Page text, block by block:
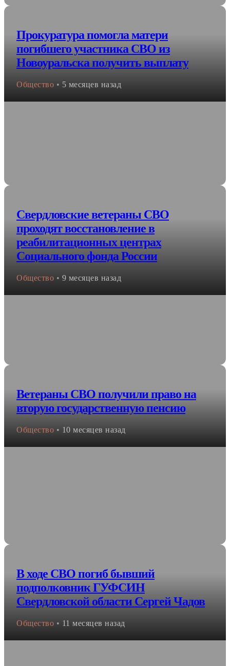
Прокуратура помогла матери
погибшего участника СВО из
Новоуральска получить выплату
Общество • 5 месяцев назад
Свердловские ветераны СВО
проходят восстановление в
реабилитационных центрах
Социального фонда России
Общество • 9 месяцев назад
Ветераны СВО получили право на
вторую государственную пенсию
Общество • 10 месяцев назад
В ходе СВО погиб бывший
подполковник ГУФСИН
Свердловской области Сергей Чадов
Общество • 11 месяцев назад